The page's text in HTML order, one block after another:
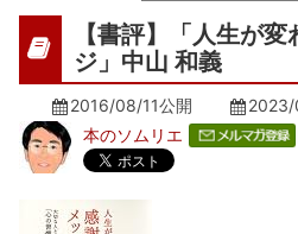
【書評】「人生が
ジ」中山 和義
2016/08/11公開
本のソムリエ